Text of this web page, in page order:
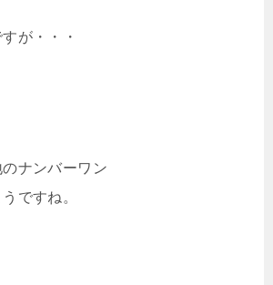
が・・・
ナンバーワン
ですね。